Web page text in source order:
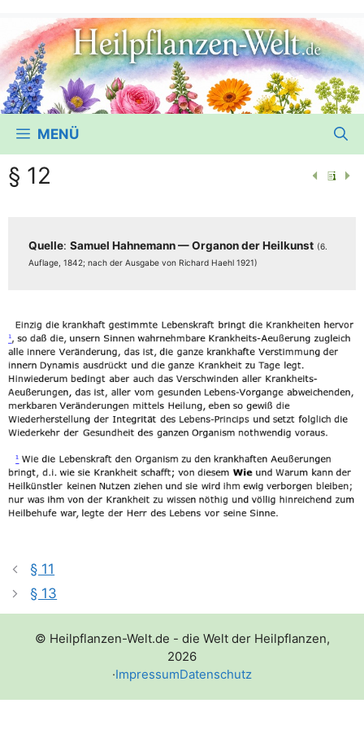
MENÜ
§ 12
Quel­le: Samu­el Hah­ne­mann — Orga­non der Heil­kunst (6.
Auf­la­ge, 1842; nach der Aus­ga­be von Richard Haehl 1921)
§ 11
§ 13
© Heilpflanzen-Welt.de - die Welt der Heilpflanzen,
2026
·ImpressumDatenschutz